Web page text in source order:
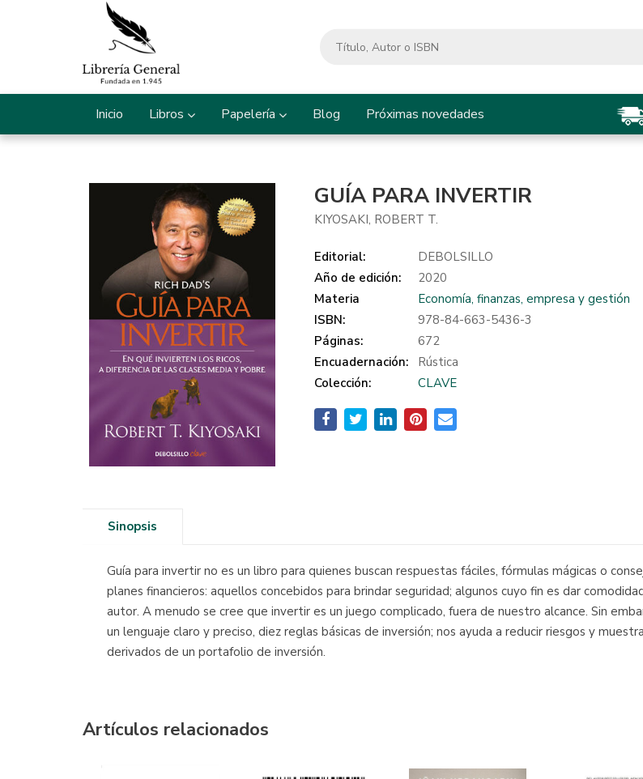
Inicio Libros Papelería Blog Próximas novedades
GUÍA PARA INVERTIR
KIYOSAKI, ROBERT T.
Editorial:
DEBOLSILLO
Año de edición:
2020
Materia
Economía, finanzas, empresa y gestión
ISBN:
978-84-663-5436-3
Páginas:
672
Encuadernación:
Rústica
Colección:
CLAVE
Sinopsis
Guía para invertir no es un libro para quienes buscan respuestas fáciles, fórmulas mágicas o
planes financieros: aquellos concebidos para brindar seguridad; algunos cuyo fin es dar
autor. A menudo se cree que invertir es un juego complicado, fuera de nuestro alcance. Sin
un lenguaje claro y preciso, diez reglas básicas de inversión; nos ayuda a reducir riesgos y
derivados de un portafolio de inversión.
Artículos relacionados